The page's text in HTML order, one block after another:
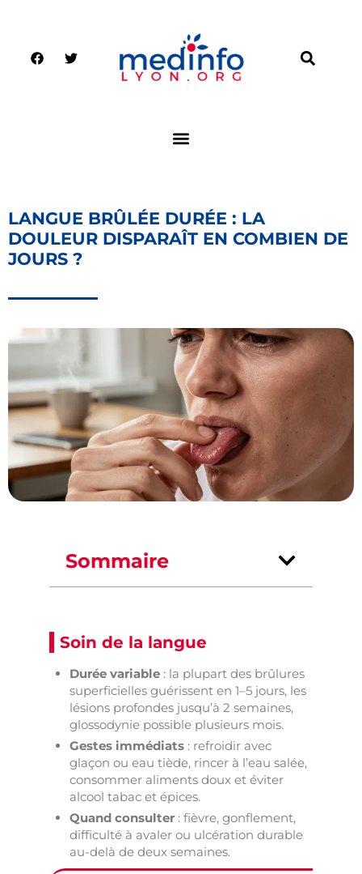
LANGUE BRÛLÉE DURÉE : LA
DOULEUR DISPARAÎT EN COMBIEN DE
JOURS ?
Sommaire
Soin de la langue
Durée variable : la plupart des brûlures
superficielles guérissent en 1–5 jours, les
lésions profondes jusqu’à 2 semaines,
glossodynie possible plusieurs mois.
Gestes immédiats : refroidir avec
glaçon ou eau tiède, rincer à l’eau salée,
consommer aliments doux et éviter
alcool tabac et épices.
Quand consulter : fièvre, gonflement,
difficulté à avaler ou ulcération durable
au-delà de deux semaines.